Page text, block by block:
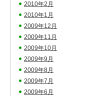
2010年2月
2010年1月
2009年12月
2009年11月
2009年10月
2009年9月
2009年8月
2009年7月
2009年6月